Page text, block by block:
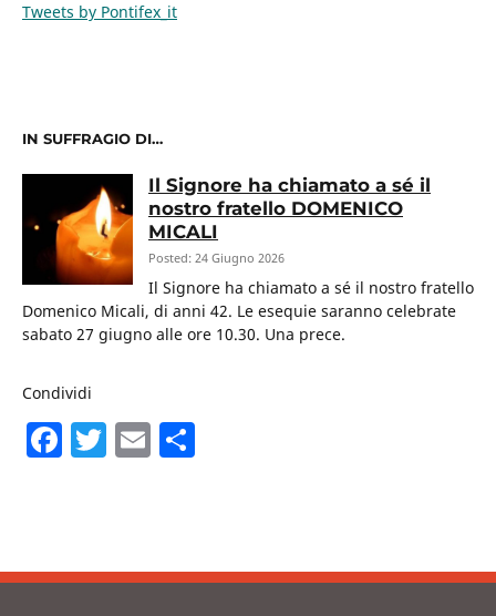
Tweets by Pontifex_it
IN SUFFRAGIO DI…
Il Signore ha chiamato a sé il
nostro fratello DOMENICO
MICALI
Posted: 24 Giugno 2026
Il Signore ha chiamato a sé il nostro fratello
Domenico Micali, di anni 42. Le esequie saranno celebrate
sabato 27 giugno alle ore 10.30. Una prece.
Condividi
F
b
T E
vi